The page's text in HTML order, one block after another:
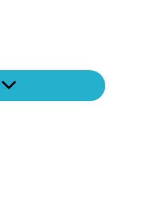
SLÅ
PÅ/AV
MENY